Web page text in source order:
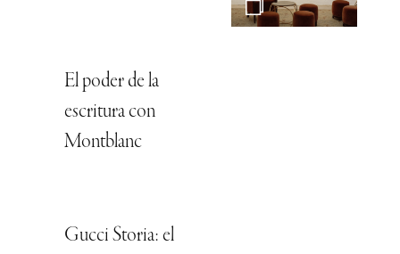
El poder de la
escritura con
Montblanc
Gucci Storia: el